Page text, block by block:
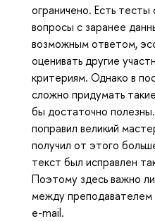
ограничено. Есть
вопросы с заранее
возможным ответом,
оценивать другие
критериям. Однако в
сложно придумать
бы достаточно
поправил великий
получил от этого
текст был исправлен
Поэтому здесь важно
между
e-mail.